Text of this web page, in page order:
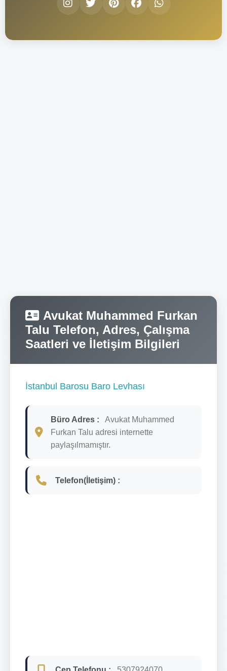
Avukat Muhammed Furkan
Talu Telefon, Adres, Çalışma
Saatleri ve İletişim Bilgileri
İstanbul Barosu Baro Levhası
Büro Adres :
Avukat Muhammed
Furkan Talu adresi internette
paylaşılmamıştır.
Telefon(İletişim) :